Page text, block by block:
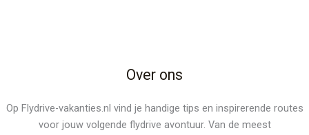
Over ons
Op Flydrive-vakanties.nl vind je handige tips en inspirerende routes
voor jouw volgende flydrive avontuur. Van de meest